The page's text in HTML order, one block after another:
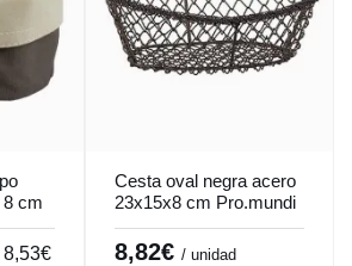
cm
8,53€
Cesta oval negra acero
23x15x8 cm Pro.mundi
8,82€ / unidad